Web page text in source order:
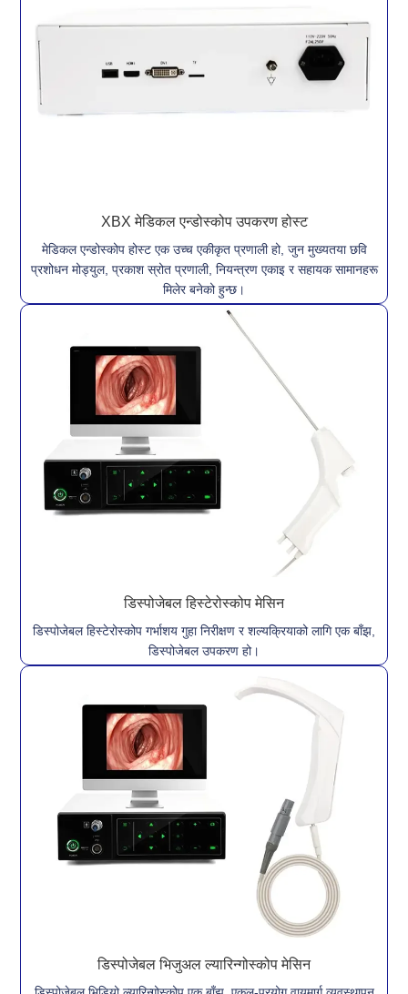
XBX मेडिकल एन्डोस्कोप उपकरण होस्ट
मेडिकल एन्डोस्कोप होस्ट एक उच्च एकीकृत प्रणाली हो, जुन मुख्यतया छवि
प्रशोधन मोड्युल, प्रकाश स्रोत प्रणाली, नियन्त्रण एकाइ र सहायक सामानहरू
मिलेर बनेको हुन्छ।
डिस्पोजेबल हिस्टेरोस्कोप मेसिन
डिस्पोजेबल हिस्टेरोस्कोप गर्भाशय गुहा निरीक्षण र शल्यक्रियाको लागि एक बाँझ,
डिस्पोजेबल उपकरण हो।
डिस्पोजेबल भिजुअल ल्यारिन्गोस्कोप मेसिन